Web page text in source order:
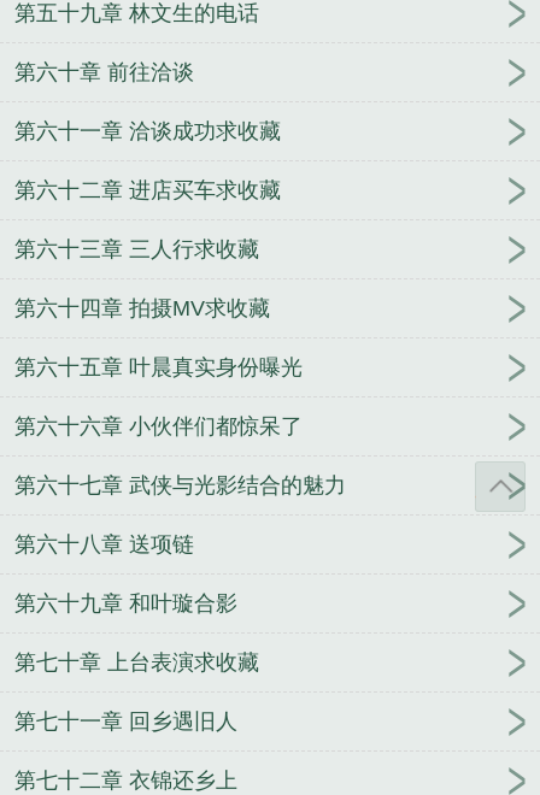
第五十九章 林文生的电话
第六十章 前往洽谈
第六十一章 洽谈成功求收藏
第六十二章 进店买车求收藏
第六十三章 三人行求收藏
第六十四章 拍摄MV求收藏
第六十五章 叶晨真实身份曝光
第六十六章 小伙伴们都惊呆了
第六十七章 武侠与光影结合的魅力
第六十八章 送项链
第六十九章 和叶璇合影
第七十章 上台表演求收藏
第七十一章 回乡遇旧人
第七十二章 衣锦还乡上